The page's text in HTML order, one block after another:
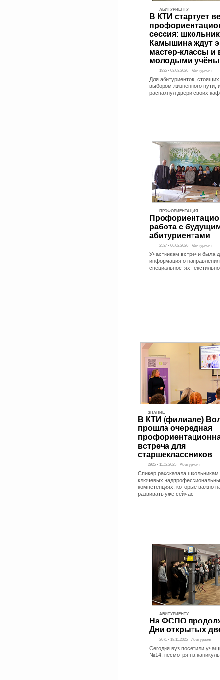
АБИТУРИЕНТУ
В КТИ стартует
сессия:
Камышина ждут
мастер-классы и
молодыми
1935 • 03.03.2026 - Абитуриент
Для абитуриентов,
выбором жизненного пути,
распахнул двери своих
ПРОФОРИЕНТАЦИЯ
работа с
абитуриентами
2537 • 06.02.2026 - Абитуриент
Участникам встречи была
информация о
специальностях
ЗНАНИЕ
В КТИ (филиале)
прошла очередная
встреча для
старшеклассников
2925 • 11.12.2025 - Абитуриент
Спикер рассказала школьникам
ключевых
компетенциях, которые важно
развивать уже сейчас
АБИТУРИЕНТУ
На ФСПО
Дни открытых
2071 • 18.11.2025 - Абитуриент
Сегодня вуз посетили
№14, несмотря на каникулы